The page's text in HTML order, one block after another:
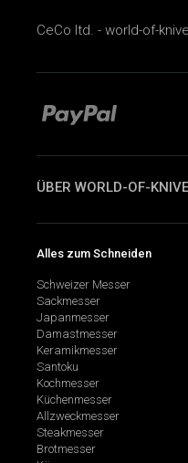
CeCo ltd. - world-of-
ÜBER WORLD-OF-
Alles zum Schneiden
Schweizer Messer
Sackmesser
Japanmesser
Damastmesser
Keramikmesser
Santoku
Kochmesser
Küchenmesser
Allzweckmesser
Steakmesser
Brotmesser